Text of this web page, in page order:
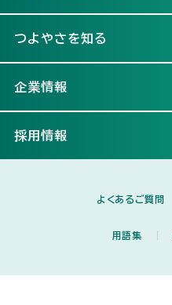
つよやさを知る
企業情報
採用情報
よくあるご質問
用語集